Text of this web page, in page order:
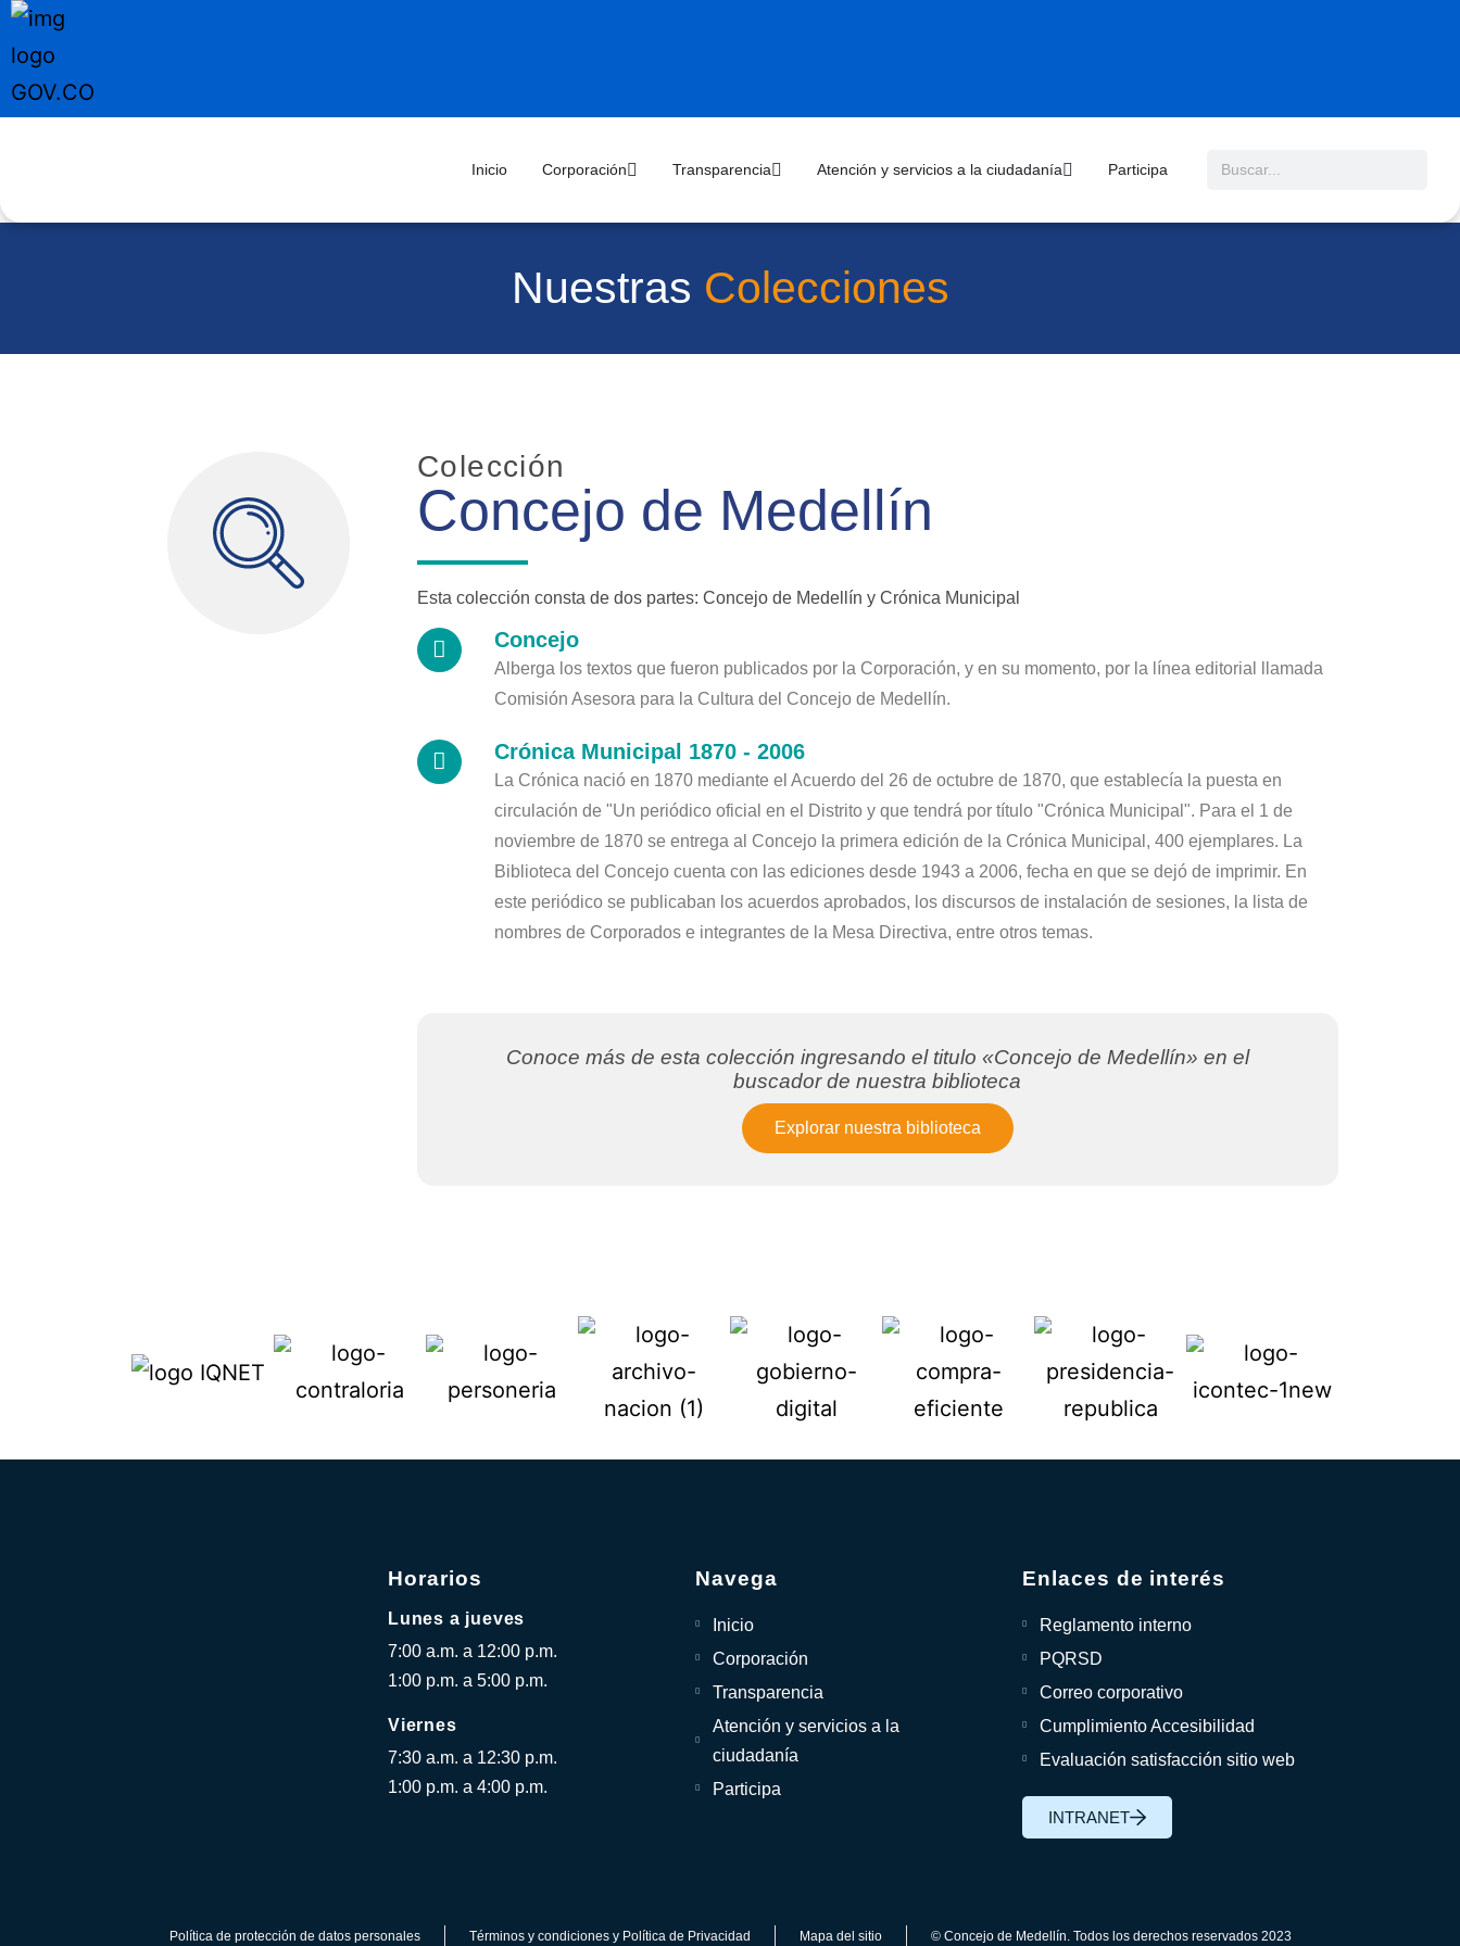
Inicio Corporación Transparencia Atención y servicios a la ciudadanía Participa
Nuestras Colecciones
Colección
Concejo de Medellín
Esta colección consta de dos partes: Concejo de Medellín y Crónica Municipal
Concejo
Alberga los textos que fueron publicados por la Corporación, y en su momento, por la línea editorial llamada
Comisión Asesora para la Cultura del Concejo de Medellín.
Crónica Municipal 1870 - 2006
La Crónica nació en 1870 mediante el Acuerdo del 26 de octubre de 1870, que establecía la puesta en
circulación de "Un periódico oficial en el Distrito y que tendrá por título "Crónica Municipal". Para el 1 de
noviembre de 1870 se entrega al Concejo la primera edición de la Crónica Municipal, 400 ejemplares. La
Biblioteca del Concejo cuenta con las ediciones desde 1943 a 2006, fecha en que se dejó de imprimir. En
este periódico se publicaban los acuerdos aprobados, los discursos de instalación de sesiones, la lista de
nombres de Corporados e integrantes de la Mesa Directiva, entre otros temas.
Conoce más de esta colección ingresando el titulo «Concejo de Medellín» en el
buscador de nuestra biblioteca
Explorar nuestra biblioteca
Horarios
Lunes a jueves
7:00 a.m. a 12:00 p.m.
1:00 p.m. a 5:00 p.m.
Viernes
7:30 a.m. a 12:30 p.m.
1:00 p.m. a 4:00 p.m.
Navega
Inicio
Corporación
Transparencia
Atención y servicios a la
ciudadanía
Participa
Enlaces de interés
Reglamento interno
PQRSD
Correo corporativo
Cumplimiento Accesibilidad
Evaluación satisfacción sitio web
INTRANET
Política de protección de datos personales Términos y condiciones y Política de Privacidad Mapa del sitio © Concejo de Medellín. Todos los derechos reservados 2023